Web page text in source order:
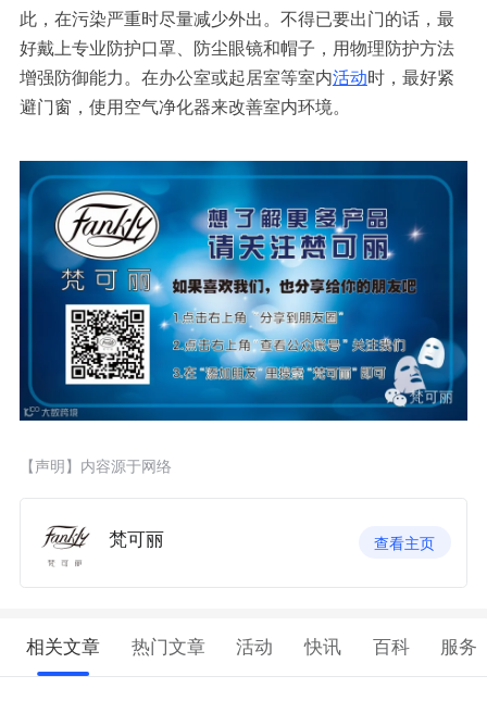
此，在污染严重时尽量减少外出。不得已要出门的话，最
好戴上专业防护口罩、防尘眼镜和帽子，用物理防护方法
增强防御能力。在办公室或起居室等室内活动时，最好紧
避门窗，使用空气净化器来改善室内环境。
【声明】内容源于网络
梵可丽 查看主页
相关文章 热门文章 活动 快讯 百科 服务